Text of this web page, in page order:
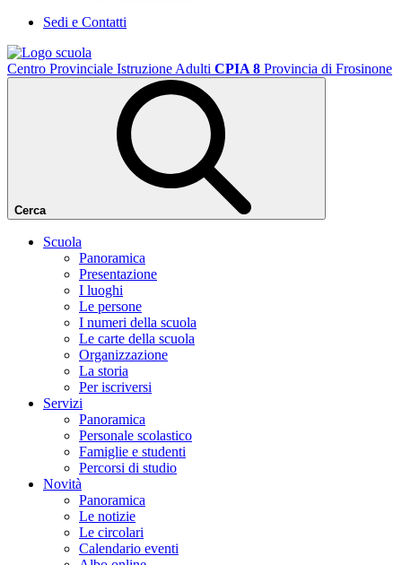
Sedi e Contatti
Centro Provinciale Istruzione Adulti CPIA 8 Provincia di Frosinone
Cerca
Scuola
Panoramica
Presentazione
I luoghi
Le persone
I numeri della scuola
Le carte della scuola
Organizzazione
La storia
Per iscriversi
Servizi
Panoramica
Personale scolastico
Famiglie e studenti
Percorsi di studio
Novità
Panoramica
Le notizie
Le circolari
Calendario eventi